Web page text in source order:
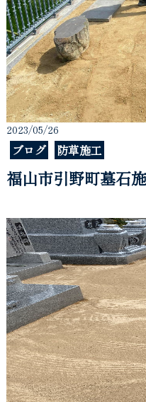
2023/05/26
ブログ 防草施工
福山市引野町墓石